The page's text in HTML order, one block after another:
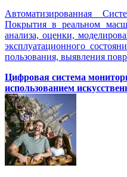
Автоматизированная
Покрытия в реальном
анализа, оценки,
эксплуатационного
пользования, выявления
Цифровая система
использованием